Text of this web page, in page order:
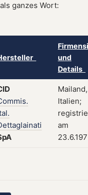
ganzes Wort:
und
Details
Mailand,
Italien;
am